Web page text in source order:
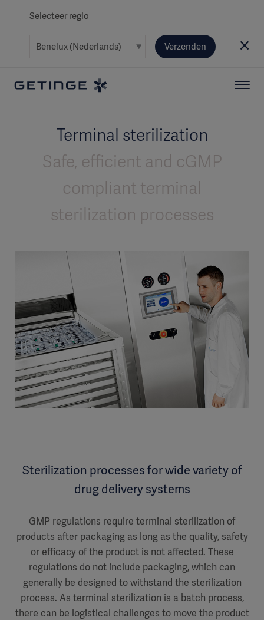
Selecteer regio
Verzenden
Terminal sterilization
Safe, efficient and cGMP
compliant terminal
sterilization processes
Sterilization processes for wide variety of
drug delivery systems
GMP regulations require terminal sterilization of
products after packaging as long as the quality, safety
or efficacy of the product is not affected. These
regulations do not include packaging, which can
generally be designed to withstand the sterilization
process. As terminal sterilization is a batch process,
there can be logistical challenges to move the product